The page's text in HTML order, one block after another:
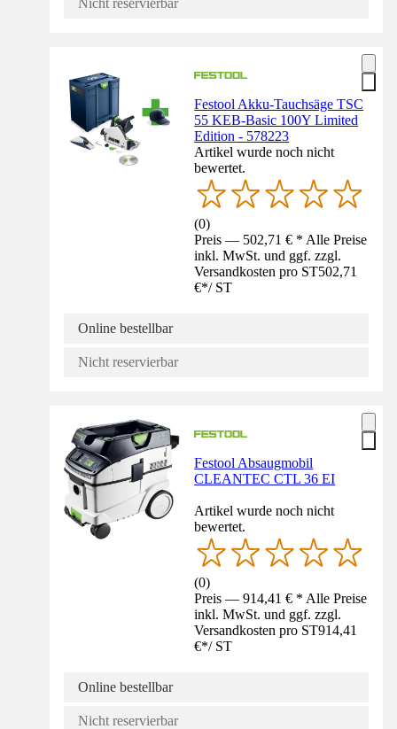
Nicht reservierbar
Festool Akku-Tauchsäge TSC
55 KEB-Basic 100Y Limited
Edition - 578223
Artikel wurde noch nicht
bewertet.
(0)
Preis — 502,71 € * Alle Preise
inkl. MwSt. und ggf. zzgl.
Versandkosten pro ST502,71
€*/ ST
Online bestellbar
Nicht reservierbar
Festool Absaugmobil
CLEANTEC CTL 36 EI
Artikel wurde noch nicht
bewertet.
(0)
Preis — 914,41 € * Alle Preise
inkl. MwSt. und ggf. zzgl.
Versandkosten pro ST914,41
€*/ ST
Online bestellbar
Nicht reservierbar